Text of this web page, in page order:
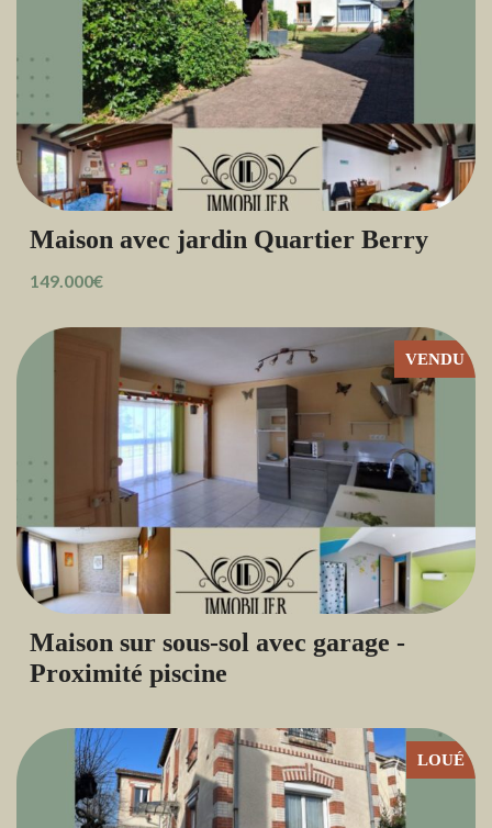
Maison avec jardin Quartier Berry
149.000€
VENDU
Maison sur sous-sol avec garage -
Proximité piscine
LOUÉ